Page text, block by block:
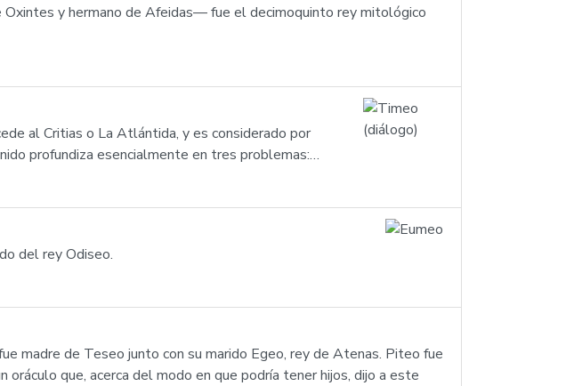
y hermano de Afeidas— fue el decimoquinto rey mitológico
al Critias o La Atlántida, y es considerado por
profundiza esencialmente en tres problemas:…
del rey Odiseo.
madre de Teseo junto con su marido Egeo, rey de Atenas. Piteo fue
que, acerca del modo en que podría tener hijos, dijo a este